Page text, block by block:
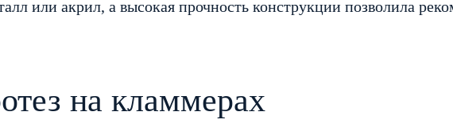
или акрил, а высокая прочность конструкции позволила
на кламмерах